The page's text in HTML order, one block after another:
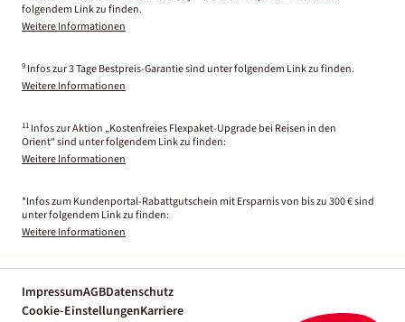
folgendem Link zu finden.
Weitere Informationen
9 Infos zur 3 Tage Bestpreis-Garantie sind unter folgendem Link zu finden.
Weitere Informationen
11 Infos zur Aktion „Kostenfreies Flexpaket-Upgrade bei Reisen in den
Orient“ sind unter folgendem Link zu finden:
Weitere Informationen
*Infos zum Kundenportal-Rabattgutschein mit Ersparnis von bis zu 300 € sind
unter folgendem Link zu finden:
Weitere Informationen
ImpressumAGBDatenschutz
Cookie-EinstellungenKarriere